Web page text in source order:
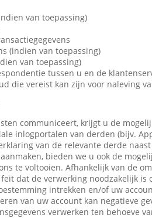
van toepassing)
(indien van toepassing)
van toepassing)
tussen u en de
die vereist kan zijn voor naleving
communiceert, krijgt u de
inlogportalen van derden (bijv.
van de relevante derde
bieden we u ook de
te voltooien. Afhankelijk van de
dat de verwerking noodzakelijk
intrekken en/of uw
van uw account kan negatieve
verwerken ten behoeve